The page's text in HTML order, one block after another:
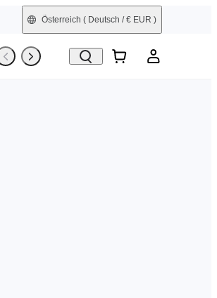
Österreich ( Deutsch / € EUR )
Trade-In Generalüberholt